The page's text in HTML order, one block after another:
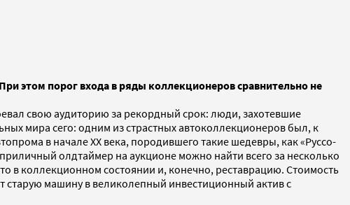
этом порог входа в ряды коллекционеров сравнительно не
свою аудиторию за рекордный срок: люди, захотевшие
мира сего: одним из страстных автоколлекционеров был, к
в начале XX века, породившего такие шедевры, как «Руссо-
олдтаймер на аукционе можно найти всего за несколько
в коллекционном состоянии и, конечно, реставрацию. Стоимость
старую машину в великолепный инвестиционный актив с